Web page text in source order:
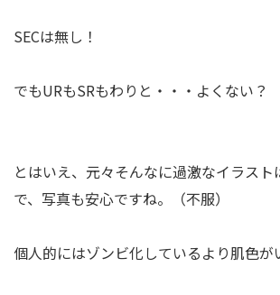
SECは無し！
でもURもSRもわりと・・・よくない？
とはいえ、元々そんなに過激なイラスト
で、写真も安心ですね。（不服）
個人的にはゾンビ化しているより肌色が